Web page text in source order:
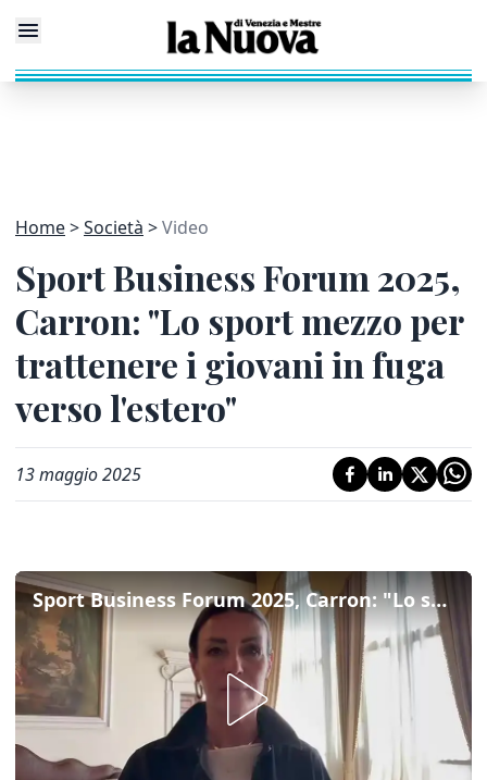
Home Società Video
Sport Business Forum 2025,
Carron: "Lo sport mezzo per
trattenere i giovani in fuga
verso l'estero"
13 maggio 2025
Sport Business Forum 2025, Carron: "Lo sport mezzo per trattenere i giovani in fuga verso l'estero"